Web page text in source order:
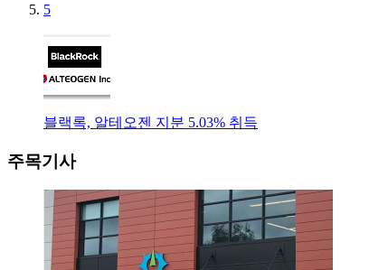
5
블랙록, 알테오젠 지분 5.03% 취득
주목기사